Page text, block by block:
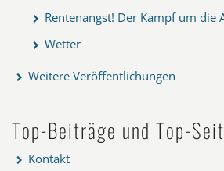
Rentenangst! Der Kampf um die
Wetter
Weitere Veröffentlichungen
Top-Beiträge und Top-
Kontakt